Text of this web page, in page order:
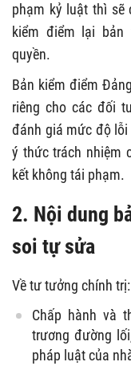
phạm kỷ luật thì sẽ
kiểm điểm lại
quyền.
Bản kiểm điểm
riêng cho các đối
đánh giá mức độ
ý thức trách nhiệm
kết không tái phạm.
2. Nội dung
soi tự sửa
Về tư tưởng chính trị:
Chấp hành và
trương đường
pháp luật của